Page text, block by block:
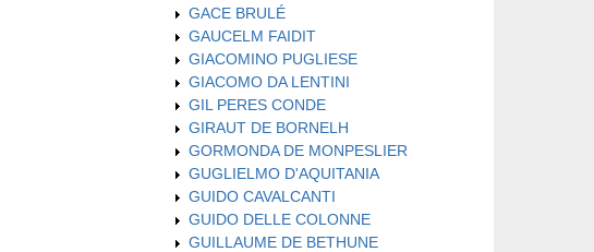
GACE BRULÉ
GAUCELM FAIDIT
GIACOMINO PUGLIESE
GIACOMO DA LENTINI
GIL PERES CONDE
GIRAUT DE BORNELH
GORMONDA DE MONPESLIER
GUGLIELMO D'AQUITANIA
GUIDO CAVALCANTI
GUIDO DELLE COLONNE
GUILLAUME DE BETHUNE